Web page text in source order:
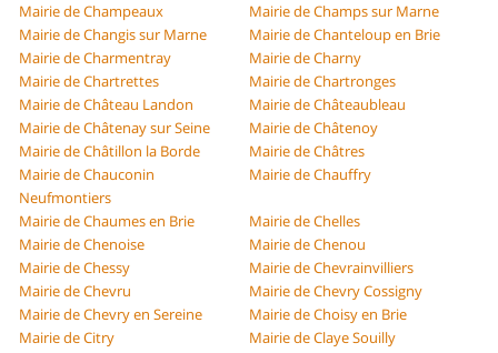
Mairie de Champeaux
Mairie de Champs sur Marne
Mairie de Changis sur Marne
Mairie de Chanteloup en Brie
Mairie de Charmentray
Mairie de Charny
Mairie de Chartrettes
Mairie de Chartronges
Mairie de Château Landon
Mairie de Châteaubleau
Mairie de Châtenay sur Seine
Mairie de Châtenoy
Mairie de Châtillon la Borde
Mairie de Châtres
Mairie de Chauconin
Neufmontiers
Mairie de Chauffry
Mairie de Chaumes en Brie
Mairie de Chelles
Mairie de Chenoise
Mairie de Chenou
Mairie de Chessy
Mairie de Chevrainvilliers
Mairie de Chevru
Mairie de Chevry Cossigny
Mairie de Chevry en Sereine
Mairie de Choisy en Brie
Mairie de Citry
Mairie de Claye Souilly